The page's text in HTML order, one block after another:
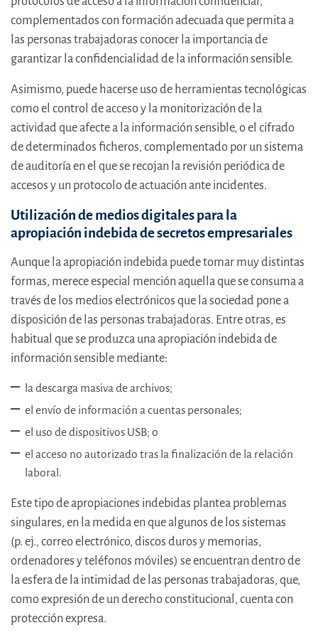
complementados con formación adecuada que permita a
las personas trabajadoras conocer la importancia de
garantizar la confidencialidad de la información sensible.
Asimismo, puede hacerse uso de herramientas tecnológicas
como el control de acceso y la monitorización de la
actividad que afecte a la información sensible, o el cifrado
de determinados ficheros, complementado por un sistema
de auditoría en el que se recojan la revisión periódica de
accesos y un protocolo de actuación ante incidentes.
Utilización de medios digitales para la
apropiación indebida de secretos empresariales
Aunque la apropiación indebida puede tomar muy distintas
formas, merece especial mención aquella que se consuma a
través de los medios electrónicos que la sociedad pone a
disposición de las personas trabajadoras. Entre otras, es
habitual que se produzca una apropiación indebida de
información sensible mediante:
la descarga masiva de archivos;
el envío de información a cuentas personales;
el uso de dispositivos USB; o
el acceso no autorizado tras la finalización de la relación
laboral.
Este tipo de apropiaciones indebidas plantea problemas
singulares, en la medida en que algunos de los sistemas
(p. ej., correo electrónico, discos duros y memorias,
ordenadores y teléfonos móviles) se encuentran dentro de
la esfera de la intimidad de las personas trabajadoras, que,
como expresión de un derecho constitucional, cuenta con
protección expresa.